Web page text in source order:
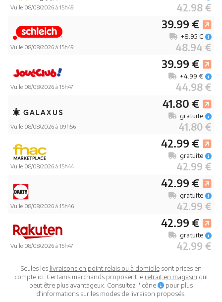
Vu le 08/08/2026 à 15h49 42.98 €
Vu le 08/08/2026 à 15h49
39.99 €
48.94 €
+8.95 €
Vu le 08/08/2026 à 15h47
39.99 €
44.98 €
+4.99 €
Vu le 08/08/2026 à 09h56
41.80 €
41.80 €
gratuite
Vu le 08/08/2026 à 15h44
42.99 €
42.99 €
gratuite
Vu le 08/08/2026 à 15h46
42.99 €
42.99 €
gratuite
Vu le 08/08/2026 à 15h47
42.99 €
42.99 €
gratuite
Seules les livraisons en point relais ou à domicilesont prises en
compte ici. Certains marchands proposent le retrait en magasin qui
peut être plus avantageux. Consultez l'icône
pour plus
d'informations sur les modes de livraison proposés.